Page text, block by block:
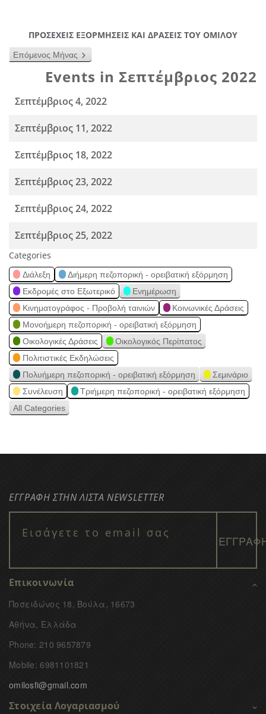
ΠΡΟΣΕΧΕΙΣ ΕΞΟΡΜΗΣΕΙΣ ΚΑΙ ΔΡΑΣΕΙΣ ΤΟΥ ΟΜΙΛΟΥ
Επόμενος Μήνας
Events in Σεπτέμβριος 2022
Σεπτέμβριος 4, 2022
Σεπτέμβριος 11, 2022
Σεπτέμβριος 18, 2022
Σεπτέμβριος 23, 2022
Σεπτέμβριος 24, 2022
Σεπτέμβριος 25, 2022
Categories
Διάλεξη
Διήμερη πεζοπορική - ορειβατική εξόρμηση
Εκδρομές στο Εξωτερικό
Ενημέρωση
Κινηματογράφος - Προβολή ταινιών
Κοινωνικές Δράσεις
Μονοήμερη πεζοπορική - ορειβατική εξόρμηση
Οικολογικές Δράσεις
Οικολογικός Περίπατος
Πολιτιστικές Εκδηλώσεις
Πολυήμερη πεζοπορική - ορειβατική εξόρμηση
Σεμινάριο
Συνέλευση
Τριήμερη πεζοπορική - ορειβατική εξόρμηση
All Categories
ΕΓΓΡΑΦΗ ΣΤΗΝ ΛΙΣΤΑ NEWSLETTER
Επικοινωνία
Ποσειδώνος 18, Βούλα, 16673
Αθήνα, Ελλάδα
Phone: 210 9657879
Mobile: 6981101821
omilosfi@gmail.com
Στοιχεία Λογαριασμού